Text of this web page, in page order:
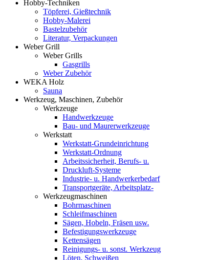
Hobby-Techniken
Töpferei, Gießtechnik
Hobby-Malerei
Bastelzubehör
Literatur, Verpackungen
Weber Grill
Weber Grills
Gasgrills
Weber Zubehör
WEKA Holz
Sauna
Werkzeug, Maschinen, Zubehör
Werkzeuge
Handwerkzeuge
Bau- und Maurerwerkzeuge
Werkstatt
Werkstatt-Grundeinrichtung
Werkstatt-Ordnung
Arbeitssicherheit, Berufs- u.
Druckluft-Systeme
Industrie- u. Handwerkerbedarf
Transportgeräte, Arbeitsplatz-
Werkzeugmaschinen
Bohrmaschinen
Schleifmaschinen
Sägen, Hobeln, Fräsen usw.
Befestigungswerkzeuge
Kettensägen
Reinigungs- u. sonst. Werkzeug
Löten, Schweißen